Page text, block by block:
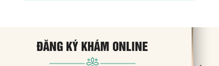
ĐĂNG KÝ KHÁM ONLINE